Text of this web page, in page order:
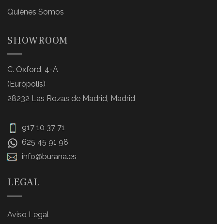
Quiénes Somos
SHOWROOM
C. Oxford, 4-A
(Európolis)
28232 Las Rozas de Madrid, Madrid
917 10 37 71
625 45 91 98
info@burana.es
LEGAL
Aviso Legal